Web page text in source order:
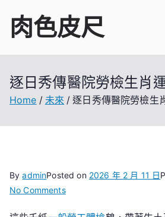
content
肉色皮尺
逐日秀傳醫院勞檢生肖
Home 未來 逐日秀傳醫院勞檢生
ByadminPosted on 2026 年 2 月 11 日
No Commentson